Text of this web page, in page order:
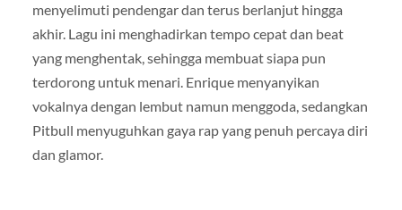
menyelimuti pendengar dan terus berlanjut hingga
akhir. Lagu ini menghadirkan tempo cepat dan beat
yang menghentak, sehingga membuat siapa pun
terdorong untuk menari. Enrique menyanyikan
vokalnya dengan lembut namun menggoda, sedangkan
Pitbull menyuguhkan gaya rap yang penuh percaya diri
dan glamor.